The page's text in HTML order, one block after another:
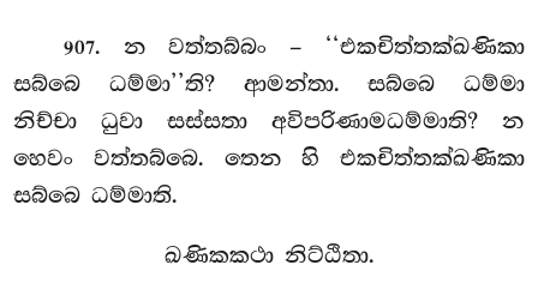
907. න වත්තබ්බං – ‘‘එකචිත්තක්ඛණිකා
සබ්බෙ ධම්මා’’ති? ආමන්තා. සබ්බෙ ධම්මා
නිච්චා ධුවා සස්සතා අවිපරිණාමධම්මාති? න
හෙවං වත්තබ්බෙ. තෙන හි එකචිත්තක්ඛණිකා
සබ්බෙ ධම්මාති.
ඛණිකකථා නිට්ඨිතා.